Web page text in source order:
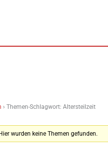
› Themen-Schlagwort: Altersteilzeit
wurden keine Themen gefunden.